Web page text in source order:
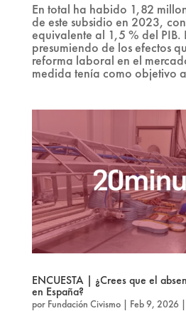
En total ha habido 1,82
de este subsidio en 2023,
equivalente al 1,5 % del PIB.
presumiendo de los efectos
reforma laboral en el
medida tenía como objetivo
ENCUESTA | ¿Crees que el
en España?
por Fundación Civismo| Feb 9, 2026|